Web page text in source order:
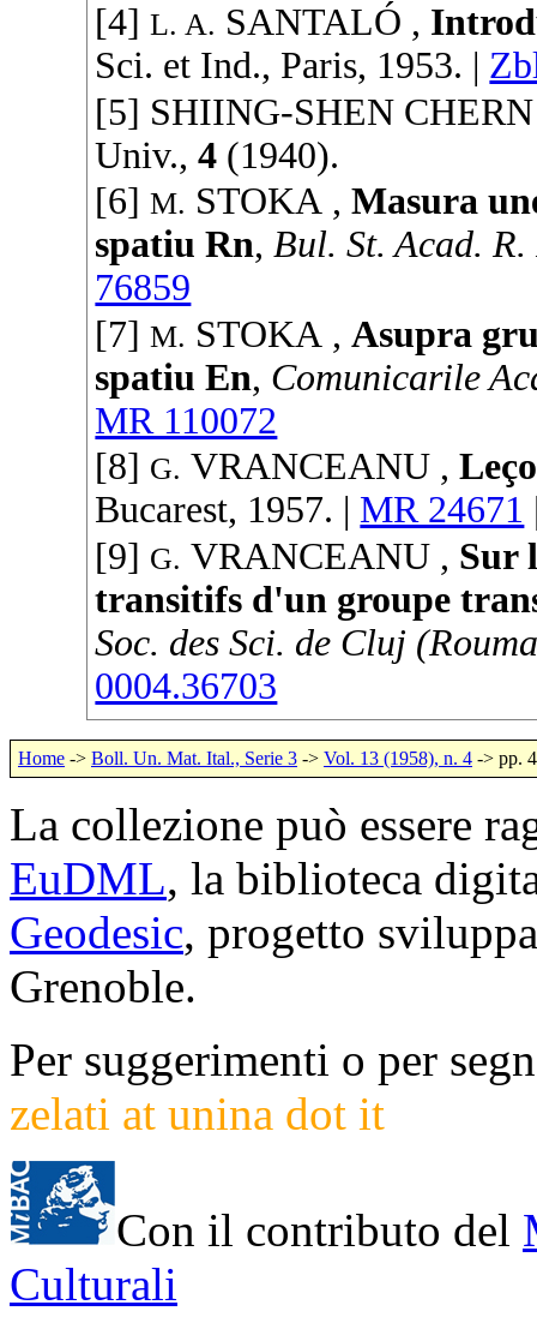
[4]L. A. SANTALÓ ,
Sci. et Ind., Paris, 1953. |
[5] SHIING-SHEN CHERN
Univ.,4 (1940).
[6]M. STOKA ,Masura
spatiu Rn,Bul. St. Acad. R.
76859
[7]M. STOKA ,Asupra
spatiu En, Comunicarile
MR 110072
[8] G. VRANCEANU ,
Bucarest, 1957. | MR 24671
[9] G. VRANCEANU , Sur
transitifs d'un groupe
Soc. des Sci. de Cluj
0004.36703
Home -> Boll. Un. Mat. Ital., Serie 3 -> Vol. 13 (1958), n. 4 -> pp.
La collezione può essere
EuDML, la biblioteca
Geodesic, progetto
Grenoble.
Per suggerimenti o per
zelati at unina dot it
Con il contributo del
Culturali